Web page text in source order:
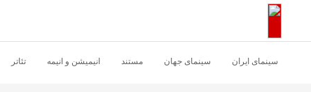
اشتراک گذاری
سینمای ایران سینمای جهان مستند انیمیشن و انیمه تئاتر